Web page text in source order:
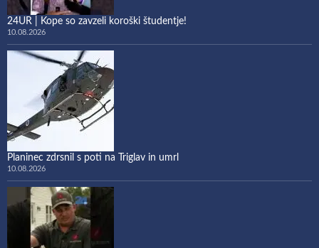
24UR | Kope so zavzeli koroški študentje!
10.08.2026
Planinec zdrsnil s poti na Triglav in umrl
10.08.2026